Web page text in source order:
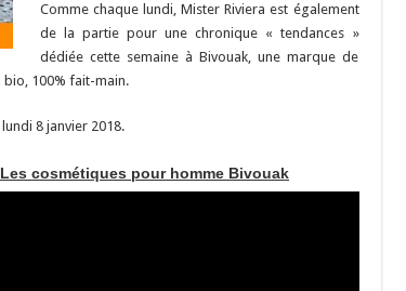
Comme chaque lundi, Mister Riviera est également
de la partie pour une chronique « tendances »
dédiée cette semaine à Bivouak, une marque de
100% fait-main.
8 janvier 2018.
cosmétiques pour homme Bivouak